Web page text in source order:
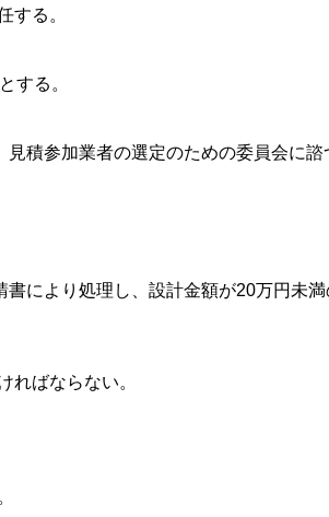
する。
する。
積参加業者の選定のための委員会に諮
により処理し、設計金額が20万円未
ばならない。